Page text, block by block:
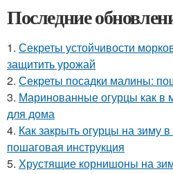
Последние
1. Секреты устойчивости
защитить урожай
2. Секреты посадки малины:
3. Маринованные огурцы как в
для дома
4. Как закрыть огурцы на зиму
пошаговая инструкция
5. Хрустящие корнишоны на